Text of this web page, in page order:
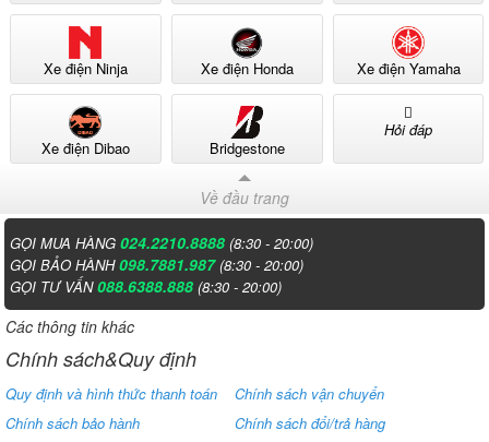
Khả năng tải trọng 200kg cho thấy xe máy điện Dibao LS007 có thể
chở được hai người cùng với hành lý mà không gặp bất kỳ khó khăn
trọng lượng xe 90kg, xe không quá nặng để điều khiển và dắt xe.
Hệ thống phanh đĩa EABS ở cả bánh trước và bánh sau là một trang
Xe điện Ninja Xe điện Honda Xe điện Yamaha
Xe điện Dibao Bridgestone
Hỏi đáp
Về đầu trang
GỌI MUA HÀNG024.2210.8888 (8:30 - 20:00)
GỌI BẢO HÀNH098.7881.987 (8:30 - 20:00)
GỌI TƯ VẤN088.6388.888 (8:30 - 20:00)
Các thông tin khác
Chính sách&Quy định
Quy định và hình thức thanh toán
Chính sách vận chuyển
Chính sách bảo hành
Chính sách đổi/trả hàng